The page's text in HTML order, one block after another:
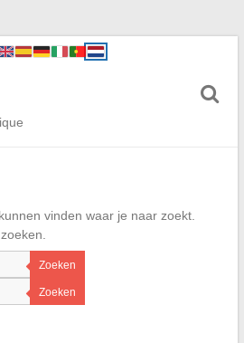
vinden waar je naar zoekt.
Zoeken
Zoeken